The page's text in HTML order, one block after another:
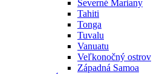
Severné Mariany
Tahiti
Tonga
Tuvalu
Vanuatu
Veľkonočný ostrov
Západná Samoa